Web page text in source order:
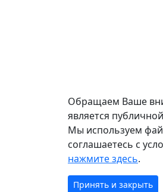
Обращаем Ваше
является
Мы используем
соглашаетесь с
нажмите здесь.
Принять и закрыть